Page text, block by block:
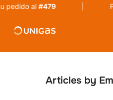
| Pago e historial
Articles by